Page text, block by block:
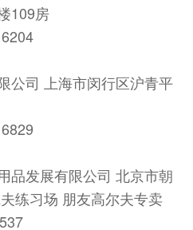
109房
司 上海市闵行区沪青平
发展有限公司 北京市朝
练习场 朋友高尔夫专卖